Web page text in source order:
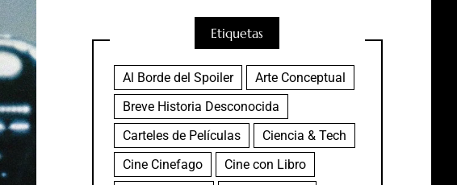
Etiquetas
Al Borde del Spoiler
Arte Conceptual
Breve Historia Desconocida
Carteles de Películas
Ciencia & Tech
Cine Cinefago
Cine con Libro